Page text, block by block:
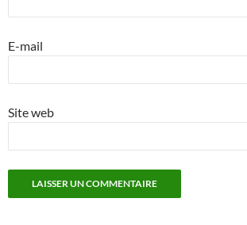
E-mail
Site web